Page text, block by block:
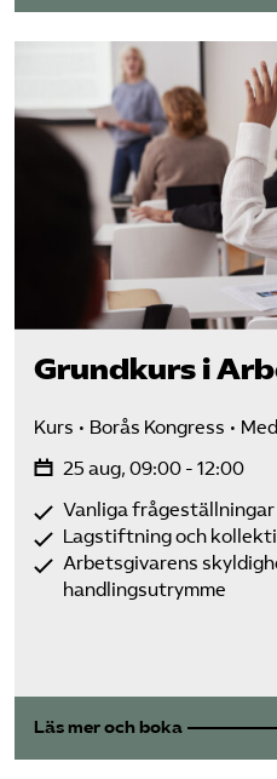
Grundkurs i
Kurs Borås Kongress
25 aug, 09:00 - 12:00
Vanliga
Lagstiftning och
Arbetsgivarens
handlingsutrymme
Läs mer och boka